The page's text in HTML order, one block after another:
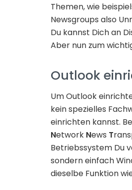
Themen, wie
Newsgroups also
Du kannst Dich an
Aber nun zum
Outlook
Um Outlook
kein spezielles
einrichten kannst.
Network News T
Betriebssystem Du
sondern einfach
dieselbe Funktion